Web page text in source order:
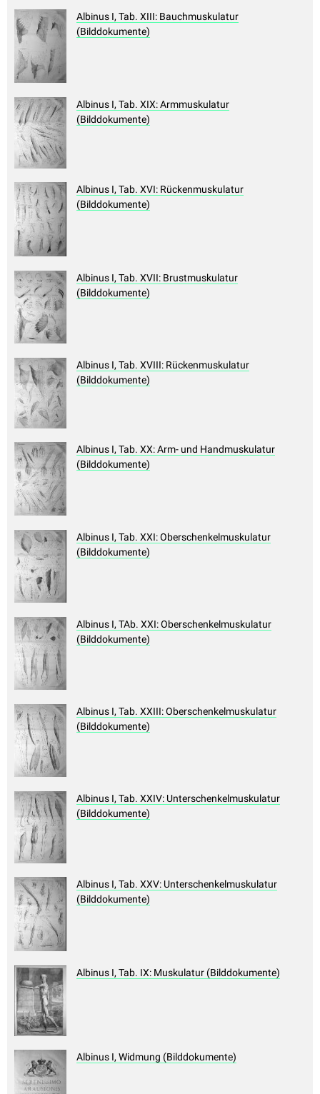
Albinus I, Tab. XIII: Bauchmuskulatur
(Bilddokumente)
Albinus I, Tab. XIX: Armmuskulatur
(Bilddokumente)
Albinus I, Tab. XVI: Rückenmuskulatur
(Bilddokumente)
Albinus I, Tab. XVII: Brustmuskulatur
(Bilddokumente)
Albinus I, Tab. XVIII: Rückenmuskulatur
(Bilddokumente)
Albinus I, Tab. XX: Arm- und Handmuskulatur
(Bilddokumente)
Albinus I, Tab. XXI: Oberschenkelmuskulatur
(Bilddokumente)
Albinus I, TAb. XXI: Oberschenkelmuskulatur
(Bilddokumente)
Albinus I, Tab. XXIII: Oberschenkelmuskulatur
(Bilddokumente)
Albinus I, Tab. XXIV: Unterschenkelmuskulatur
(Bilddokumente)
Albinus I, Tab. XXV: Unterschenkelmuskulatur
(Bilddokumente)
Albinus I, Tab. IX: Muskulatur (Bilddokumente)
Albinus I, Widmung (Bilddokumente)